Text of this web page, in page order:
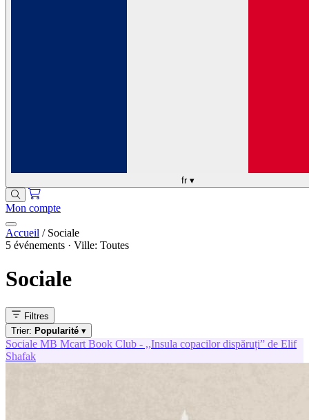
fr ▾
Mon compte
Accueil / Sociale
5 événements · Ville: Toutes
Sociale
Filtres
Trier: Popularité ▾
Sociale MB Mcart Book Club - ,,Insula copacilor dispăruți” de Elif
Shafak